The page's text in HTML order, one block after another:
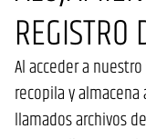
REGISTRO
Al acceder a
recopila y
llamados archivos